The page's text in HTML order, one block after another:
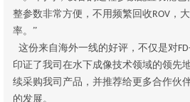
整参数非常方便，不用频繁回收ROV ，
率。”
这份来自海外一线的好评，不仅是对
印证了我司在水下成像技术领域的领先
续采购我司产品，并推荐给更多合作伙
的发展。